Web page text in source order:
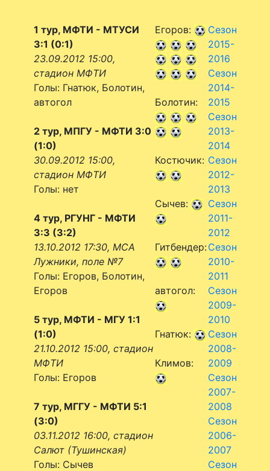
1 тур, МФТИ - МТУСИ
3:1 (0:1)
23.09.2012 15:00,
стадион МФТИ
Голы: Гнатюк, Болотин,
автогол
2 тур, МПГУ - МФТИ 3:0
(1:0)
30.09.2012 15:00,
стадион МФТИ
Голы: нет
4 тур, РГУНГ - МФТИ
3:3 (3:2)
13.10.2012 17:30, МСА
Лужники, поле №7
Голы: Егоров, Болотин,
Егоров
5 тур, МФТИ - МГУ 1:1
(1:0)
21.10.2012 15:00, стадион
МФТИ
Голы: Егоров
7 тур, МГГУ - МФТИ 5:1
(3:0)
03.11.2012 16:00, стадион
Салют (Тушинская)
Голы: Сычев
Егоров:
Болотин:
Костючик:
Сычев:
Гитбендер:
автогол:
Гнатюк:
Климов:
Сезон
2015-
2016
Сезон
2014-
2015
Сезон
2013-
2014
Сезон
2012-
2013
Сезон
2011-
2012
Сезон
2010-
2011
Сезон
2009-
2010
Сезон
2008-
2009
Сезон
2007-
2008
Сезон
2006-
2007
Сезон